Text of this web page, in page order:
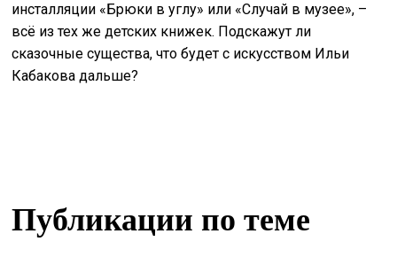
инсталляции «Брюки в углу» или «Случай в музее», –
всё из тех же детских книжек. Подскажут ли
сказочные существа, что будет с искусством Ильи
Кабакова дальше?
Публикации по теме